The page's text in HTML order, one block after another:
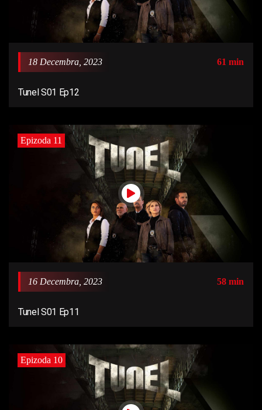
18 Decembra, 2023 61 min
Tunel S01 Ep12
Epizoda 11
16 Decembra, 2023 58 min
Tunel S01 Ep11
Epizoda 10